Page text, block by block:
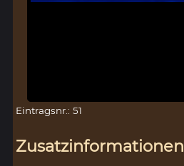
Eintragsnr.: 51
Zusatzinformationen